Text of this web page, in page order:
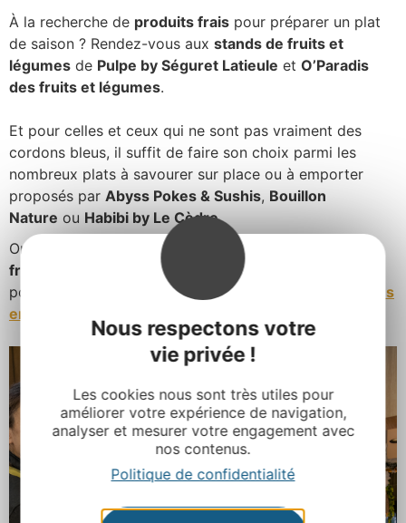
Nous respectons votre
vie privée !
Les cookies nous sont très utiles pour
améliorer votre expérience de navigation,
analyser et mesurer votre engagement avec
nos contenus.
Politique de confidentialité
À la recherche de produits frais pour préparer un plat
de saison ? Rendez-vous aux stands de fruits et
légumes de Pulpe by Séguret Latieule et O’Paradis
des fruits et légumes.
Et pour celles et ceux qui ne sont pas vraiment des
cordons bleus, il suffit de faire son choix parmi les
nombreux plats à savourer sur place ou à emporter
proposés par Abyss Pokes & Sushis, Bouillon
Nature ou Habibi by Le Cèdre.
On peut également se laisser tenter par un
fromages
sélectionnés par Terres Fromagères. Vous
pourrez d’ailleurs y retrouver tous les
Fromages
emblématiques AOP et IGP de l’Aveyron